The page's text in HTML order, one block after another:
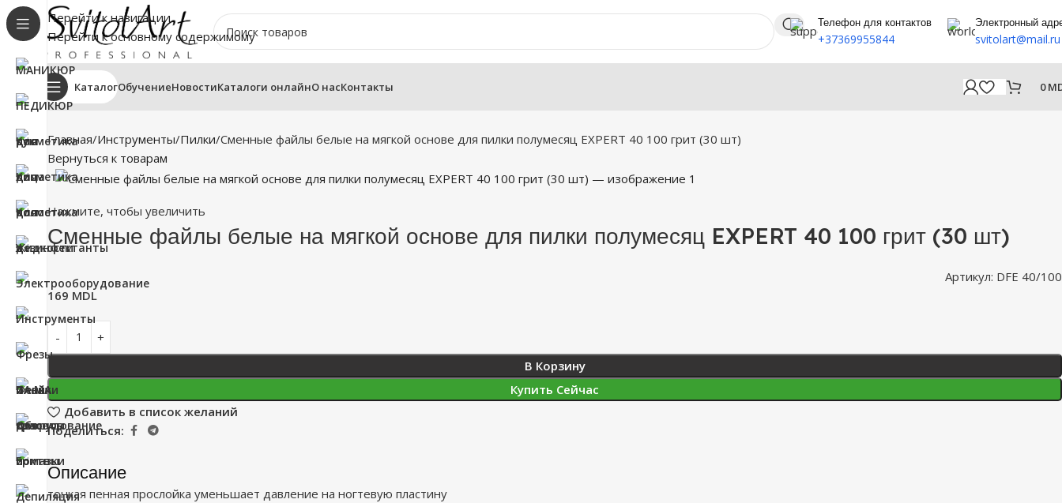
Перейти к навигации
Перейти к основному содержимому
Телефон для контактов
+37369955844
Электронный
svitolart@mail.ru
КаталогОбучениеНовостиКаталоги онлайнО насКонтакты 0
Главная Инструменты Пилки Сменные файлы белые на мягкой основе для пилки полумесяц EXPERT 40 100 грит (30 шт)
Вернуться к товарам
Нажмите, чтобы увеличить
Сменные файлы белые на мягкой основе для пилки полумесяц EXPERT 40 100 грит (30 шт)
Артикул: DFE 40/100
169 MDL
В Корзину
Купить Сейчас
Добавить в список желаний
Поделиться:
Описание
тонкая пенная прослойка уменьшает давление на ногтевую пластину